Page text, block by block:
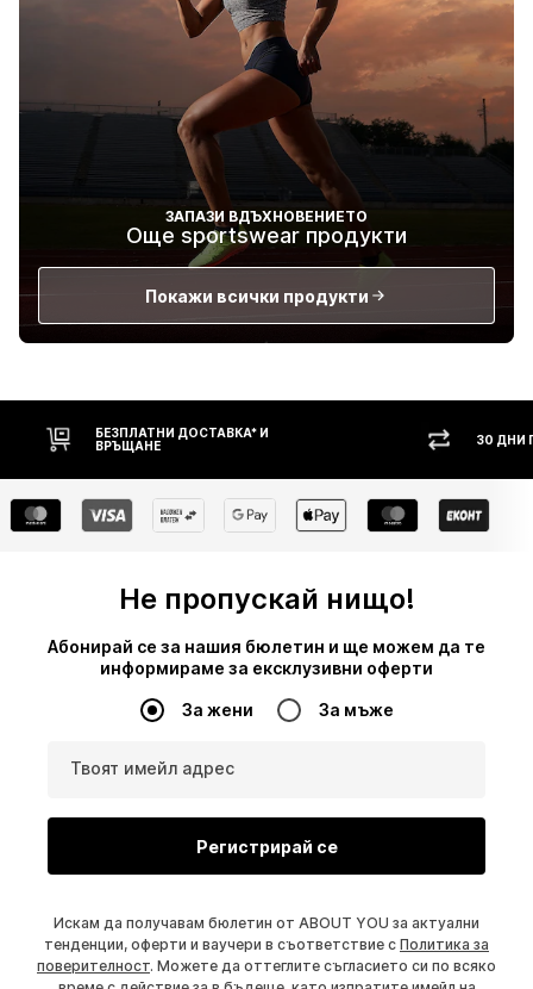
ЗАПАЗИ ВДЪХНОВЕНИЕТО
Още sportswear продукти
Покажи всички продукти
30 ДНИ ПРАВО НА ВРЪЩАНЕ
Не пропускай нищо!
Абонирай се за нашия бюлетин и ще можем да те
информираме за ексклузивни оферти
За жени За мъже
Твоят имейл адрес
Регистрирай се
Искам да получавам бюлетин от ABOUT YOU за актуални
тенденции, оферти и ваучери в съответствие с Политика за
поверителност. Можете да оттеглите съгласието си по всяко